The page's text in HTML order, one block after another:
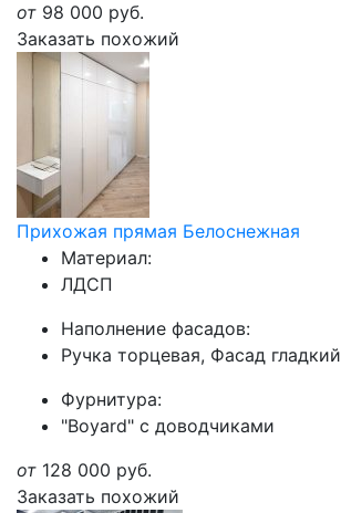
от 98 000 руб.
Заказать похожий
Прихожая прямая Белоснежная
Материал:
ЛДСП
Наполнение фасадов:
Ручка торцевая, Фасад гладкий
Фурнитура:
"Boyard" с доводчиками
от 128 000 руб.
Заказать похожий